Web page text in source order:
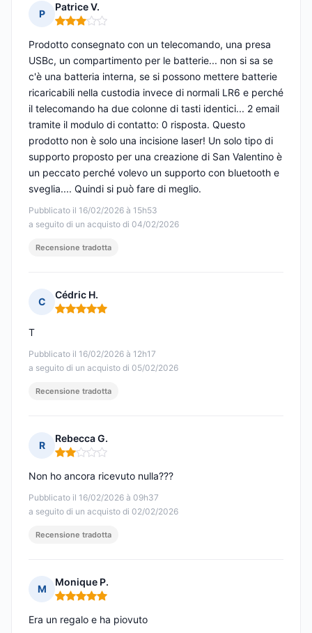
P
Patrice V.
Nota: 3 su 5
Pubblicato il 16/02/2026 à 15h53
a seguito di un acquisto di 04/02/2026
Prodotto consegnato con un telecomando, una presa
USBc, un compartimento per le batterie... non si sa se
c'è una batteria interna, se si possono mettere batterie
ricaricabili nella custodia invece di normali LR6 e perché
il telecomando ha due colonne di tasti identici... 2 email
tramite il modulo di contatto: 0 risposta. Questo
prodotto non è solo una incisione laser! Un solo tipo di
supporto proposto per una creazione di San Valentino è
un peccato perché volevo un supporto con bluetooth e
sveglia.... Quindi si può fare di meglio.
Recensione tradotta
C
Cédric H.
Nota: 5 su 5
Pubblicato il 16/02/2026 à 12h17
a seguito di un acquisto di 05/02/2026
T
Recensione tradotta
R
Rebecca G.
Nota: 2 su 5
Pubblicato il 16/02/2026 à 09h37
a seguito di un acquisto di 02/02/2026
Non ho ancora ricevuto nulla???
Recensione tradotta
M
Monique P.
Nota: 5 su 5
Era un regalo e ha piovuto